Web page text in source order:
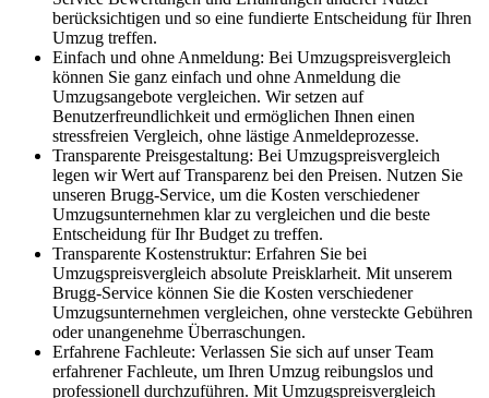
berücksichtigen und so eine fundierte Entscheidung für Ihren
Umzug treffen.
Einfach und ohne Anmeldung: Bei Umzugspreisvergleich
können Sie ganz einfach und ohne Anmeldung die
Umzugsangebote vergleichen. Wir setzen auf
Benutzerfreundlichkeit und ermöglichen Ihnen einen
stressfreien Vergleich, ohne lästige Anmeldeprozesse.
Transparente Preisgestaltung: Bei Umzugspreisvergleich
legen wir Wert auf Transparenz bei den Preisen. Nutzen Sie
unseren Brugg-Service, um die Kosten verschiedener
Umzugsunternehmen klar zu vergleichen und die beste
Entscheidung für Ihr Budget zu treffen.
Transparente Kostenstruktur: Erfahren Sie bei
Umzugspreisvergleich absolute Preisklarheit. Mit unserem
Brugg-Service können Sie die Kosten verschiedener
Umzugsunternehmen vergleichen, ohne versteckte Gebühren
oder unangenehme Überraschungen.
Erfahrene Fachleute: Verlassen Sie sich auf unser Team
erfahrener Fachleute, um Ihren Umzug reibungslos und
professionell durchzuführen. Mit Umzugspreisvergleich